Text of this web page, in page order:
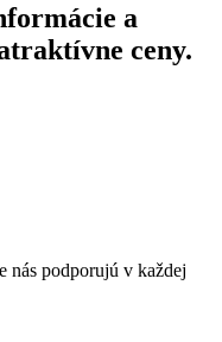
a
ceny.
nás podporujú v každej